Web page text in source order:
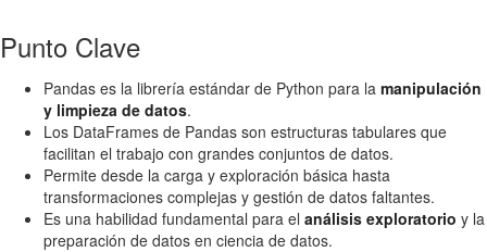
Punto Clave
Pandas es la librería estándar de Python para la manipulación
y limpieza de datos.
Los DataFrames de Pandas son estructuras tabulares que
facilitan el trabajo con grandes conjuntos de datos.
Permite desde la carga y exploración básica hasta
transformaciones complejas y gestión de datos faltantes.
Es una habilidad fundamental para el análisis exploratorio y la
preparación de datos en ciencia de datos.